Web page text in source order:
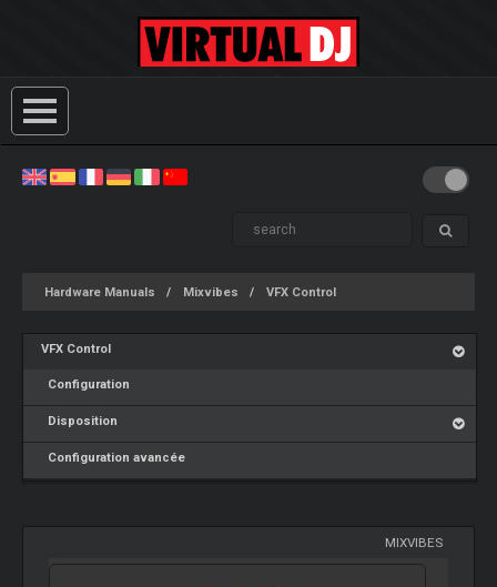
Hardware Manuals Mixvibes VFX Control
VFX Control
Configuration
Disposition
Configuration avancée
MIXVIBES